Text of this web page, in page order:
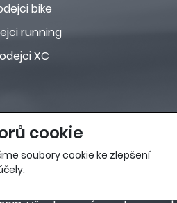
cookie
soubory cookie ke zlepšení
bike
running
XC
Pravidla